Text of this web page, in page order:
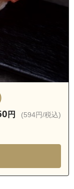
円 (594円/税込)